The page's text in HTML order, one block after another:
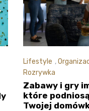
Lifestyle ,
Rozrywka
Zabawy i gry
które
Twojej